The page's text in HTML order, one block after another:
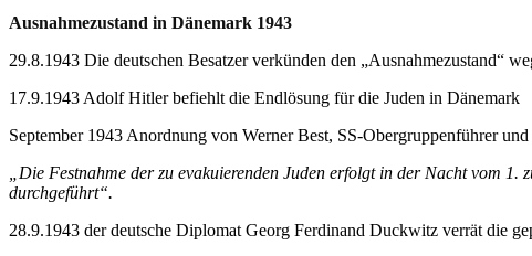
Ausnahmezustand in Dänemark 1943
29.8.1943 Die deutschen Besatzer verkünden den „Ausnahmezustand“
17.9.1943 Adolf Hitler befiehlt die Endlösung für die Juden in Dänemark
September 1943 Anordnung von Werner Best, SS-Obergruppenführer
„Die Festnahme der zu evakuierenden Juden erfolgt in der Nacht vom
durchgeführt“.
28.9.1943 der deutsche Diplomat Georg Ferdinand Duckwitz verrät die